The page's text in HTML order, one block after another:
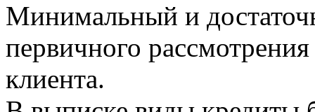
Минимальный и
первичного
клиента.